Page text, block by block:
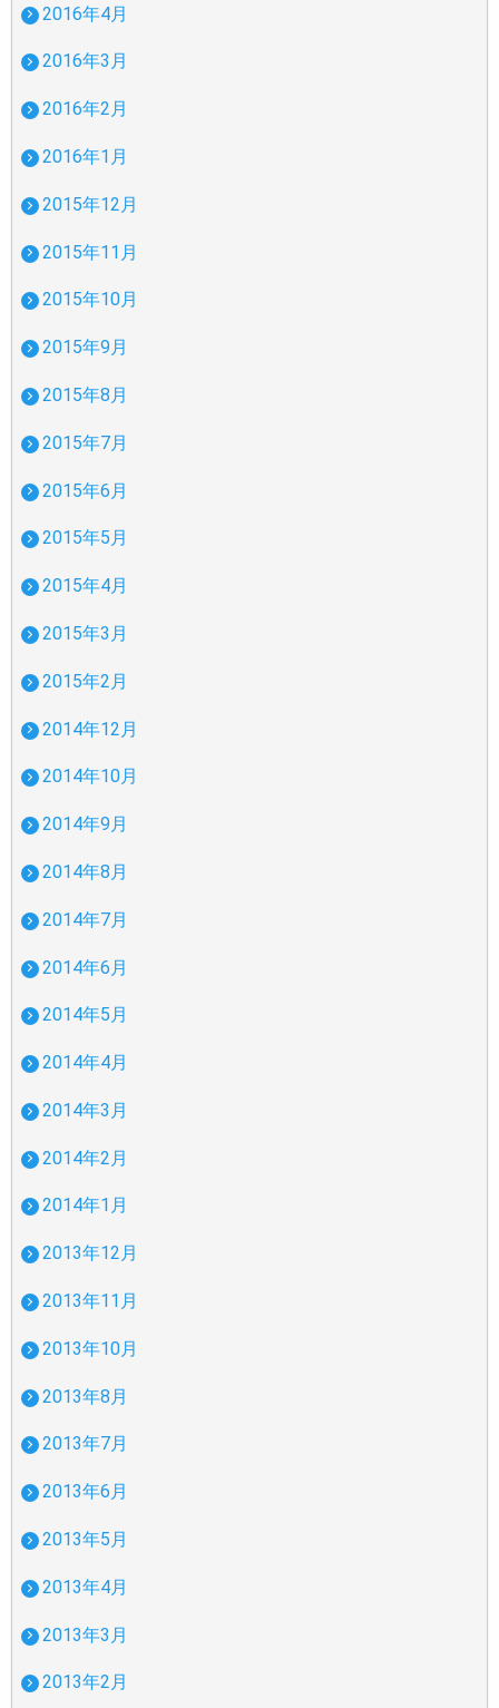
2016年4月
2016年3月
2016年2月
2016年1月
2015年12月
2015年11月
2015年10月
2015年9月
2015年8月
2015年7月
2015年6月
2015年5月
2015年4月
2015年3月
2015年2月
2014年12月
2014年10月
2014年9月
2014年8月
2014年7月
2014年6月
2014年5月
2014年4月
2014年3月
2014年2月
2014年1月
2013年12月
2013年11月
2013年10月
2013年8月
2013年7月
2013年6月
2013年5月
2013年4月
2013年3月
2013年2月